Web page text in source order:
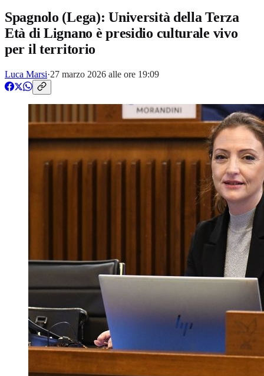
Spagnolo (Lega): Università della Terza
Età di Lignano è presidio culturale vivo
per il territorio
Luca Marsi·27 marzo 2026 alle ore 19:09